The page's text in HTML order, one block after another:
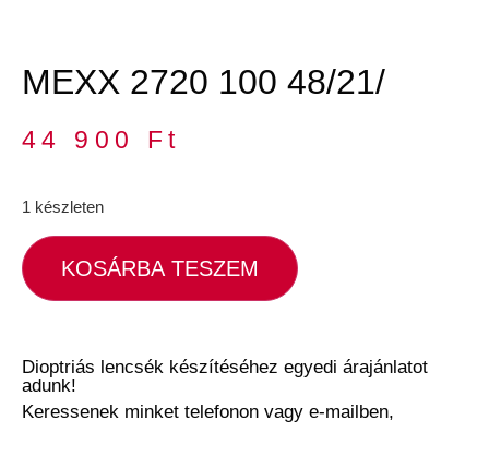
MEXX 2720 100 48/21/
44 900 Ft
1 készleten
KOSÁRBA TESZEM
Dioptriás lencsék készítéséhez egyedi árajánlatot
adunk!
Keressenek minket telefonon vagy e-mailben,